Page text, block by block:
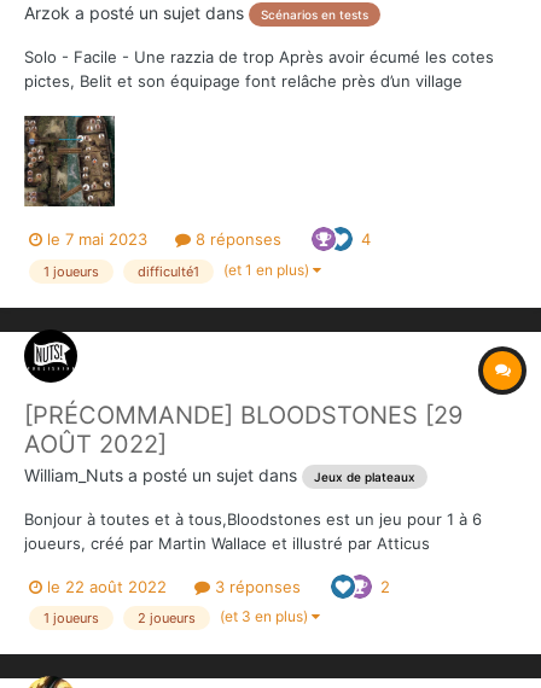
Arzok a posté un sujet dans Scénarios en tests
Solo - Facile - Une razzia de trop Après avoir écumé les cotes
pictes, Belit et son équipage font relâche près d’un village
ses razzias incessantes. Gorm, le plus jeune chef de guerre, est
décidé à se venger. Aprè...
le 7 mai 2023 8 réponses 4
1 joueurs difficulté1 (et 1 en plus)
[PRÉCOMMANDE] BLOODSTONES [29
AOÛT 2022]
William_Nuts a posté un sujet dans Jeux de plateaux
Bonjour à toutes et à tous,Bloodstones est un jeu pour 1 à 6
joueurs, créé par Martin Wallace et illustré par Atticus
fantastique qui met en scène six races différentes. Chaque race
de Bloodstones possède son propre mélange d'unités d...
le 22 août 2022 3 réponses 2
1 joueurs 2 joueurs (et 3 en plus)